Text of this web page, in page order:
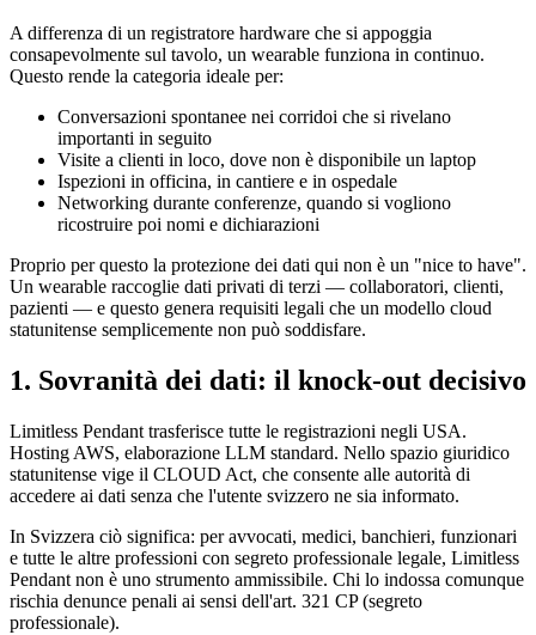
A differenza di un registratore hardware che si appoggia
consapevolmente sul tavolo, un wearable funziona in continuo.
Questo rende la categoria ideale per:
Conversazioni spontanee nei corridoi che si rivelano
importanti in seguito
Visite a clienti in loco, dove non è disponibile un laptop
Ispezioni in officina, in cantiere e in ospedale
Networking durante conferenze, quando si vogliono
ricostruire poi nomi e dichiarazioni
Proprio per questo la protezione dei dati qui non è un "nice to have".
Un wearable raccoglie dati privati di terzi — collaboratori, clienti,
pazienti — e questo genera requisiti legali che un modello cloud
statunitense semplicemente non può soddisfare.
1. Sovranità dei dati: il knock-out decisivo
Limitless Pendant trasferisce tutte le registrazioni negli USA.
Hosting AWS, elaborazione LLM standard. Nello spazio giuridico
statunitense vige il CLOUD Act, che consente alle autorità di
accedere ai dati senza che l'utente svizzero ne sia informato.
In Svizzera ciò significa: per avvocati, medici, banchieri, funzionari
e tutte le altre professioni con segreto professionale legale, Limitless
Pendant non è uno strumento ammissibile. Chi lo indossa comunque
rischia denunce penali ai sensi dell'art. 321 CP (segreto
professionale).